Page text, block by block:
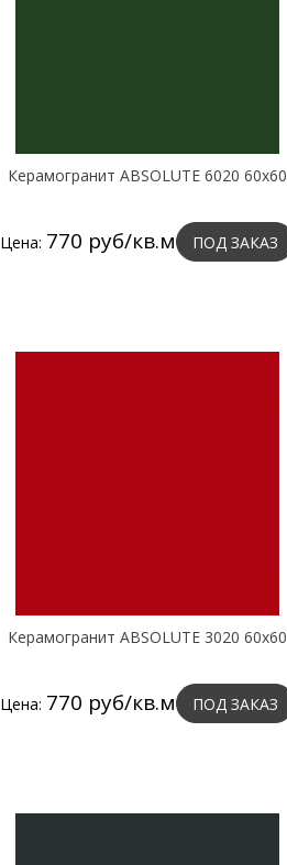
Керамогранит ABSOLUTE 6020 60х60
Цена: 770 руб/кв.м ПОД ЗАКАЗ
Керамогранит ABSOLUTE 3020 60х60
Цена: 770 руб/кв.м ПОД ЗАКАЗ